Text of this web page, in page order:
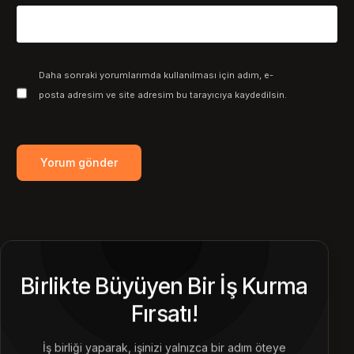
Daha sonraki yorumlarımda kullanılması için adım, e-
posta adresim ve site adresim bu tarayıcıya kaydedilsin.
Birlikte Büyüyen Bir İş Kurma
Fırsatı!
İş birliği yaparak, işinizi yalnızca bir adım öteye